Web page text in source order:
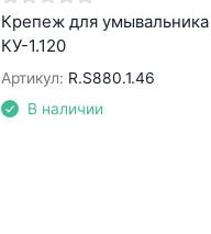
Крепеж для умывальника
КУ-1.120
Артикул: R.S880.1.46
В наличии